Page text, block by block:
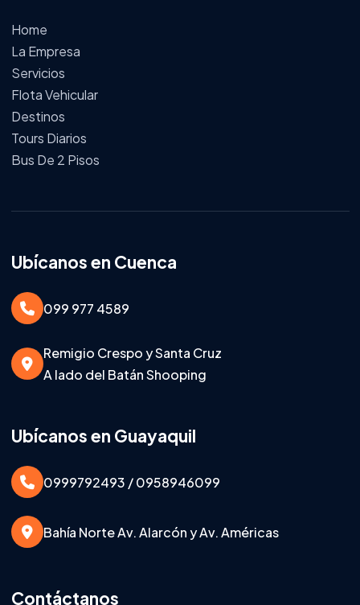
Home
La Empresa
Servicios
Flota Vehicular
Destinos
Tours Diarios
Bus De 2 Pisos
Ubícanos en Cuenca
099 977 4589
Remigio Crespo y Santa Cruz
A lado del Batán Shooping
Ubícanos en Guayaquil
0999792493 / 0958946099
Bahía Norte Av. Alarcón y Av. Américas
Contáctanos